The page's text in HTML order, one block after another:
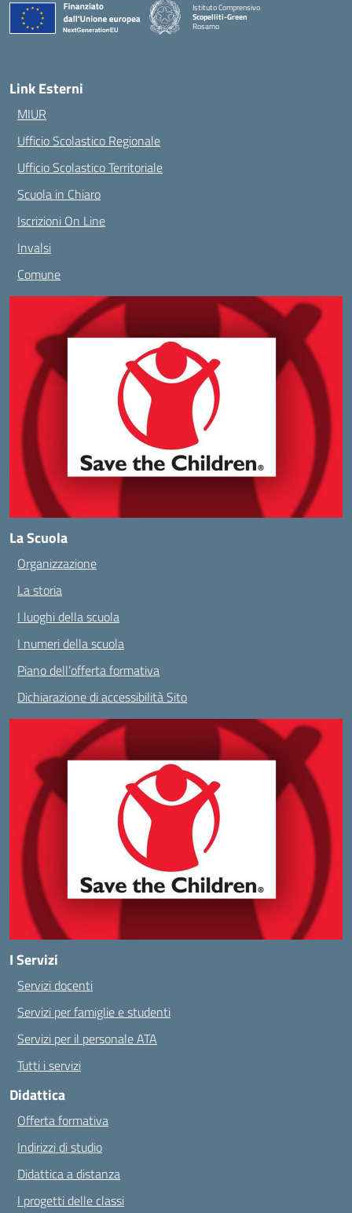
Istituto Comprensivo
Scopelliti-Green
Rosarno
Link Esterni
MIUR
Ufficio Scolastico Regionale
Ufficio Scolastico Territoriale
Scuola in Chiaro
Iscrizioni On Line
Invalsi
Comune
La Scuola
Organizzazione
La storia
I luoghi della scuola
I numeri della scuola
Piano dell’offerta formativa
Dichiarazione di accessibilità Sito
I Servizi
Servizi docenti
Servizi per famiglie e studenti
Servizi per il personale ATA
Tutti i servizi
Didattica
Offerta formativa
Indirizzi di studio
Didattica a distanza
I progetti delle classi